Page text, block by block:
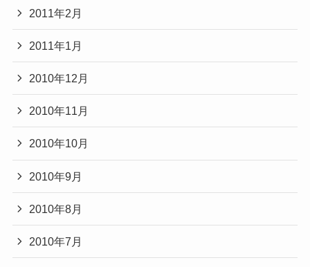
2011年2月
2011年1月
2010年12月
2010年11月
2010年10月
2010年9月
2010年8月
2010年7月